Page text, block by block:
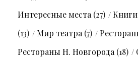
Интересные места(27)
Книги
(13)
Мир театра(7)
Рестораны Н. Новгорода(18)